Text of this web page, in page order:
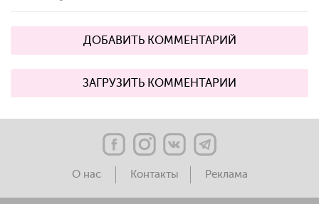
ДОБАВИТЬ КОММЕНТАРИЙ
ЗАГРУЗИТЬ КОММЕНТАРИИ
О нас Контакты Реклама